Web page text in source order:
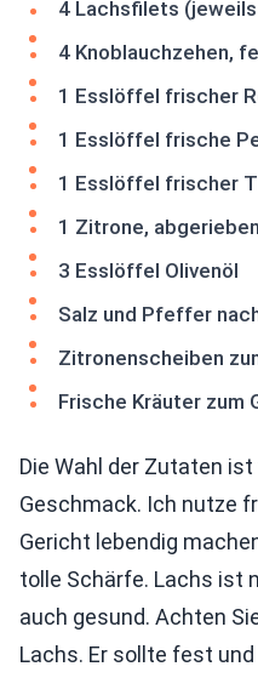
4 Lachsfilets
4 Knoblauchzehen,
1 Esslöffel frischer
1 Esslöffel frische
1 Esslöffel frischer
1 Zitrone,
3 Esslöffel Olivenöl
Salz und Pfeffer
Zitronenscheiben
Frische Kräuter zum
Die Wahl der Zutaten
Geschmack. Ich nutze
Gericht lebendig
tolle Schärfe. Lachs ist
auch gesund. Achten
Lachs. Er sollte fest